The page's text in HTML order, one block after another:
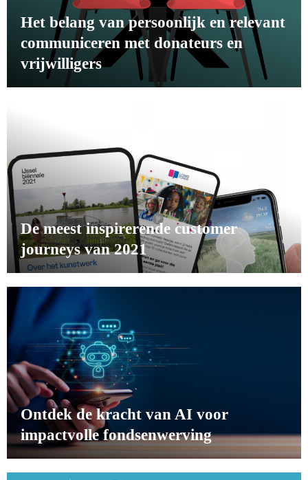
Het belang van persoonlijk en relevant
communiceren met donateurs en
vrijwilligers
De meest inspirerende customer
journeys van 2021
Ontdek de kracht van AI voor
impactvolle fondsenwerving